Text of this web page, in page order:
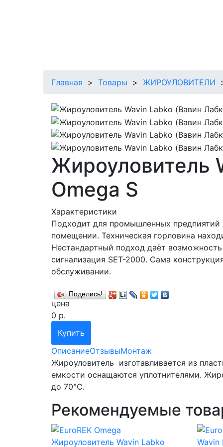
Главная > Товары > ЖИРОУЛОВИТЕЛИ
Жироуловитель
Omega S
Характеристики
Подходит для промышленных предпиятий
помещении. Техническая горловина
Нестандартный подход даёт
сигнализация SET-2000. Сама
обслуживании.
Поделись!
цена
0 р.
Купить
ОписаниеОтзывыМонтаж
Жироуловитель изготавливается из
емкости оснащаются уплотнителями.
до 70°С.
Рекомендуемые
Жироуловитель Wavin Labko Wavin